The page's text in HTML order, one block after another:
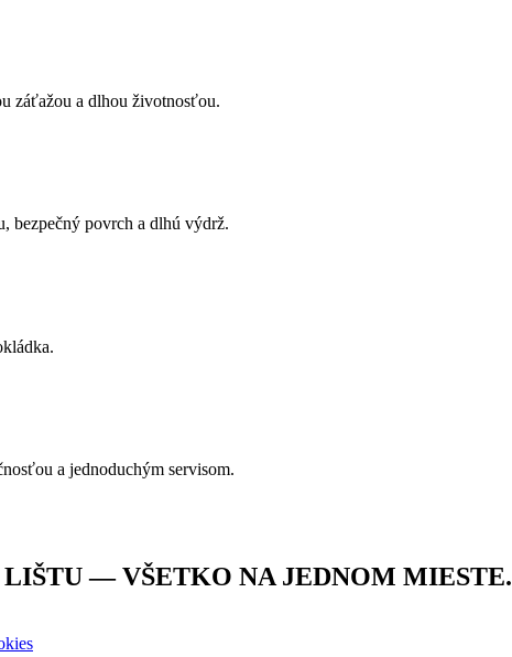
záťažou a dlhou životnosťou.
bezpečný povrch a dlhú výdrž.
a jednoduchým servisom.
— VŠETKO NA JEDNOM MIESTE.